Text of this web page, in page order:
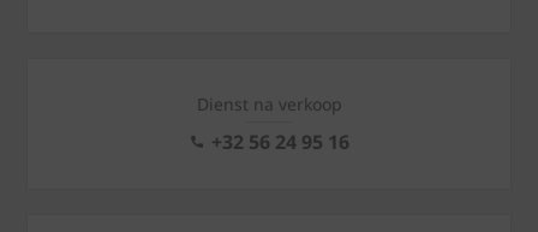
Dienst na verkoop
+32 56 24 95 16